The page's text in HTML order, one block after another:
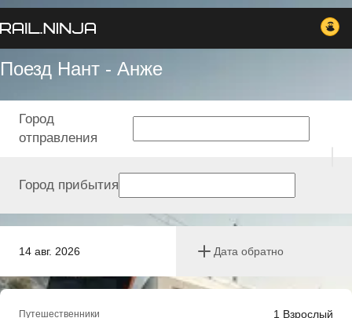
Поезд Нант - Анже
14 авг. 2026 Дата обратно
Город
отправления
Город прибытия
Путешественники 1 Взрослый